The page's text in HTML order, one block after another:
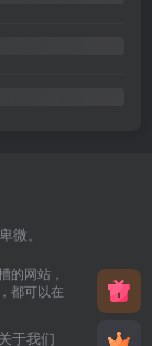
。
的网站，
都可以在
关于我们